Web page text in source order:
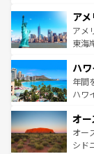
ンツ
の建
博物
こと
ば市
着の
アメ
アメ
東海
のよ
ンメ
西部
部の
文化
しみ
ハワ
年間
ハワ
ワイ
島だ
おす
オ
オー
シド